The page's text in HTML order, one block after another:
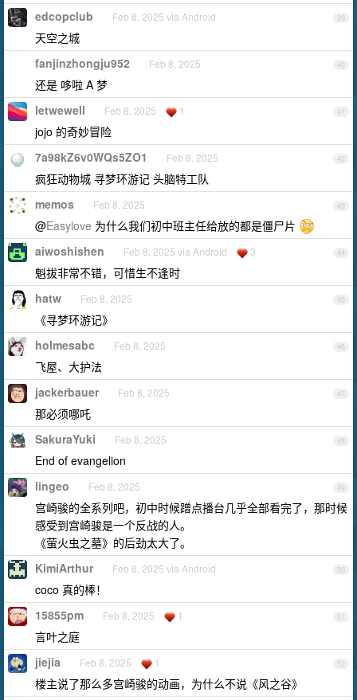
39
edcopclub Feb 8, 2025 via Android
天空之城
40
fanjinzhongju952 Feb 8, 2025
还是 哆啦 A 梦
41
letwewell Feb 8, 2025 1
jojo 的奇妙冒险
42
7a98kZ6v0WQs5ZO1 Feb 8, 2025
疯狂动物城 寻梦环游记 头脑特工队
43
memos Feb 8, 2025
@Easylove 为什么我们初中班主任给放的都是僵尸片
44
aiwoshishen Feb 8, 2025 via Android 3
魁拔非常不错，可惜生不逢时
45
hatw Feb 8, 2025
《寻梦环游记》
46
holmesabc Feb 8, 2025
飞屋、大护法
47
jackerbauer Feb 8, 2025
那必须哪吒
48
SakuraYuki Feb 8, 2025
End of evangelion
49
lingeo Feb 8, 2025
宫崎骏的全系列吧，初中时候蹭点播台几乎全部看完了，那时候
感受到宫崎骏是一个反战的人。
《萤火虫之墓》的后劲太大了。
50
KimiArthur Feb 8, 2025 via Android
coco 真的棒！
51
15855pm Feb 8, 2025 1
言叶之庭
52
jiejia Feb 8, 2025 1
楼主说了那么多宫崎骏的动画，为什么不说《风之谷》